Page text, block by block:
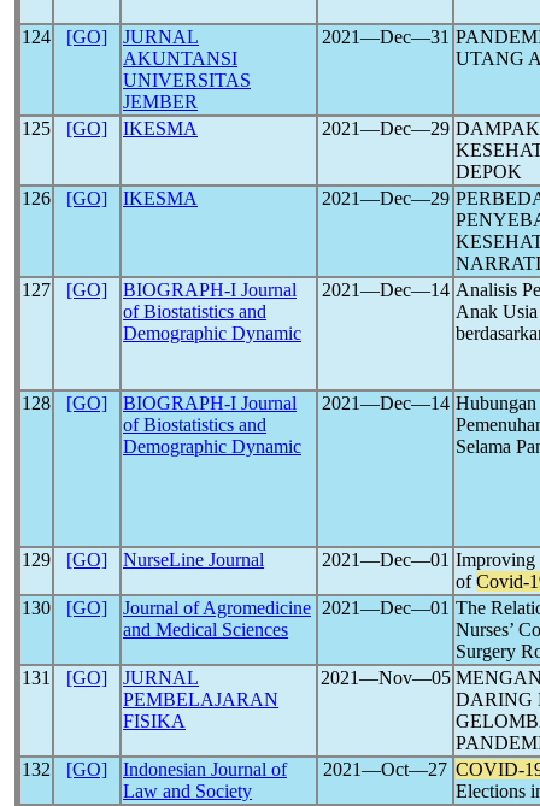
124 [GO]
JURNAL
AKUNTANSI
UNIVERSITAS
JEMBER
2021―Dec―31
UTANG
125 [GO] IKESMA 2021―Dec―29
DEPOK
126
[GO] IKESMA 2021―Dec―29
127
[GO]
BIOGRAPH-I Journal
of Biostatistics and
Demographic Dynamic
2021―Dec―14 Analisis
Anak
128 [GO]
BIOGRAPH-I Journal
of Biostatistics and
Demographic Dynamic
2021―Dec―14
Selama
129 [GO] NurseLine Journal 2021―Dec―01 Improving
ofCovid-
130
[GO]
Journal of Agromedicine
and Medical Sciences
2021―Dec―01 The
Nurses’
Surgery
131
[GO]
JURNAL
PEMBELAJARAN
FISIKA
2021―Nov―05
DARING
132
[GO]
Indonesian Journal of
Law and Society
2021―Oct―27 COVID-
Elections